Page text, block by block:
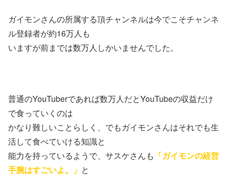
ガイモンさんの所属する頂チャンネルは今でこそチャンネ
ル登録者が約16万人も
いますが前までは数万人しかいませんでした。
普通のYouTuberであれば数万人だとYouTubeの収益だけ
で食っていくのは
かなり難しいことらしく、でもガイモンさんはそれでも生
活して食べていける知識と
能力を持っているようで、サスケさんも 「ガイモンの経営
手腕はすごいよ。」 と